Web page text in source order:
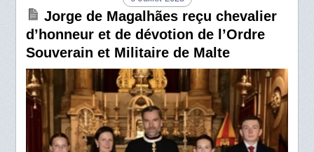
Jorge de Magalhães reçu chevalier
d’honneur et de dévotion de l’Ordre
Souverain et Militaire de Malte